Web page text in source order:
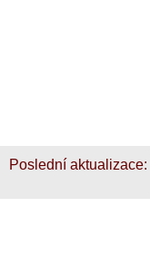
Poslední aktualizace: